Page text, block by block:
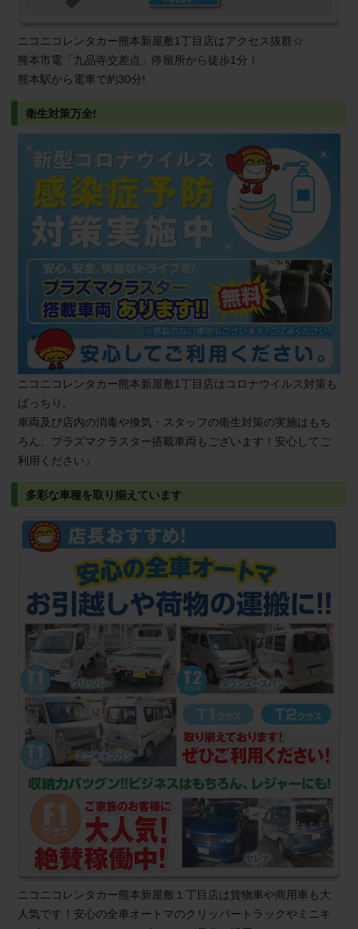
ニコニコレンタカー熊本新屋敷1丁目店はアクセス抜群☆
熊本市電「九品寺交差点」停留所から徒歩1分！
熊本駅から電車で約30分!
衛生対策万全!
ニコニコレンタカー熊本新屋敷1丁目店はコロナウイルス対策も
ばっちり。
車両及び店内の消毒や換気・スタッフの衛生対策の実施はもち
ろん、プラズマクラスター搭載車両もございます！安心してご
利用ください』
多彩な車種を取り揃えています
ニコニコレンタカー熊本新屋敷１丁目店は貨物車や商用車も大
人気です！安心の全車オートマのクリッパートラックやミニキ